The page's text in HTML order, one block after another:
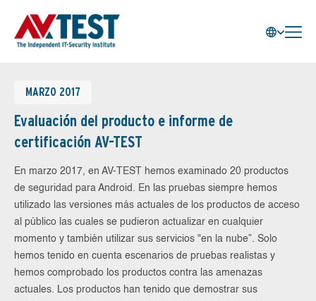
MARZO 2017
Evaluación del producto e informe de
certificación AV-TEST
En marzo 2017, en AV-TEST hemos examinado 20 productos
de seguridad para Android. En las pruebas siempre hemos
utilizado las versiones más actuales de los productos de acceso
al público las cuales se pudieron actualizar en cualquier
momento y también utilizar sus servicios "en la nube”. Solo
hemos tenido en cuenta escenarios de pruebas realistas y
hemos comprobado los productos contra las amenazas
actuales. Los productos han tenido que demostrar sus